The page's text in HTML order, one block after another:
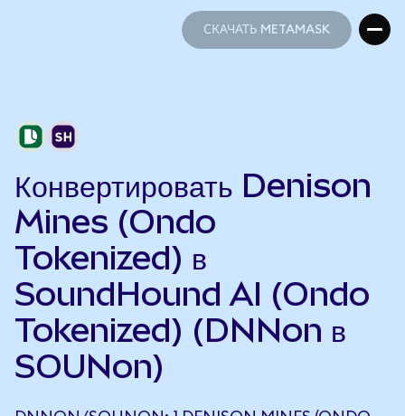
СКАЧАТЬ METAMASK
Конвертировать Denison
Mines (Ondo
Tokenized) в
SoundHound AI (Ondo
Tokenized) (DNNon в
SOUNon)